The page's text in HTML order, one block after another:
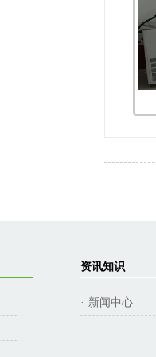
资讯知识
· 新闻中心